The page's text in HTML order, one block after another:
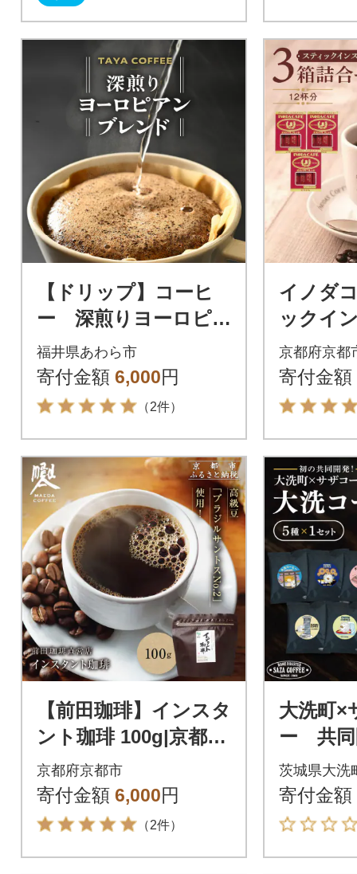
【ドリップ】コーヒ
ー 深煎りヨーロピ
アンブレンドドリッ
プ25袋
福井県あわら市
寄付金額 6,000円
（2件）
イノダ
ックイ
ーヒー3
珈琲 イ
気 おす
京都府京都
寄付金額
【前田珈琲】インスタ
ント珈琲 100g|京都
コーヒー 人気ブラン
ド コーヒー
京都府京都市
寄付金額 6,000円
（2件）
大洗町×
ー 共同
ーヒー
種セット
茨城県大洗
寄付金額